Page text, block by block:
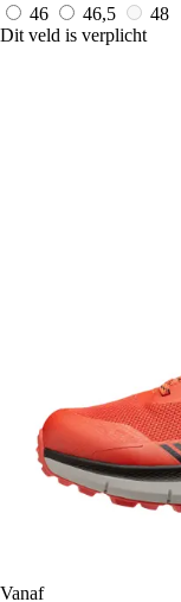
46 46,5
48
Dit veld is verplicht
Vanaf